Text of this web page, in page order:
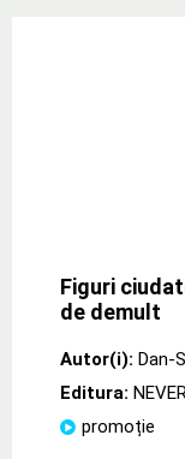
Figuri
de demult
Autor(i): Dan-
Editura:
promoție